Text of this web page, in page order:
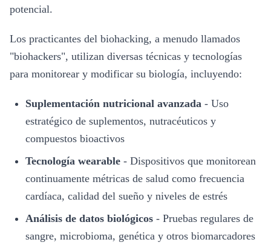
potencial.
Los practicantes del biohacking, a menudo llamados
"biohackers", utilizan diversas técnicas y tecnologías
para monitorear y modificar su biología, incluyendo:
Suplementación nutricional avanzada - Uso
estratégico de suplementos, nutracéuticos y
compuestos bioactivos
Tecnología wearable - Dispositivos que monitorean
continuamente métricas de salud como frecuencia
cardíaca, calidad del sueño y niveles de estrés
Análisis de datos biológicos - Pruebas regulares de
sangre, microbioma, genética y otros biomarcadores